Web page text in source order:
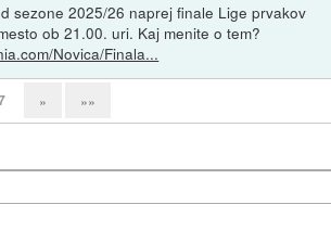
sezone 2025/26 naprej finale Lige prvakov
ob 21.00. uri. Kaj menite o tem?
Novica/Finala...
» »»